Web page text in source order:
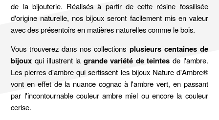
de la bijouterie. Réalisés à partir de cette résine fossilisée
d'origine naturelle, nos bijoux seront facilement mis en valeur
avec des présentoirs en matières naturelles comme le bois.
Vous trouverez dans nos collections plusieurs centaines de
bijoux qui illustrent la grande variété de teintes de l'ambre.
Les pierres d'ambre qui sertissent les bijoux Nature d'Ambre®
vont en effet de la nuance cognac à l'ambre vert, en passant
par l'incontournable couleur ambre miel ou encore la couleur
cerise.